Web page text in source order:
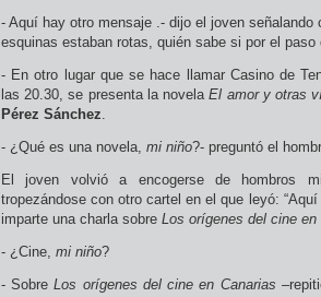
- Aquí hay otro mensaje .- dijo el joven señalando
esquinas estaban rotas, quién sabe si por el paso
- En otro lugar que se hace llamar Casino de
las 20.30, se presenta la novelaEl amor y otras
Pérez Sánchez.
- ¿Qué es una novela, mi niño?- preguntó el
El joven volvió a encogerse de hombros
tropezándose con otro cartel en el que leyó:
imparte una charla sobre Los orígenes del cine en
- ¿Cine, mi niño?
- SobreLos orígenes del cine en Canarias